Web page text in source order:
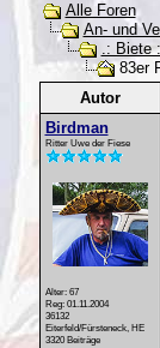
Alle Foren
An- und
.: Biete
83er
Autor
Birdman
Ritter Uwe der Fiese
Alter: 67
Reg: 01.11.2004
36132
Eiterfeld/Fürsteneck, HE
3320 Beiträge